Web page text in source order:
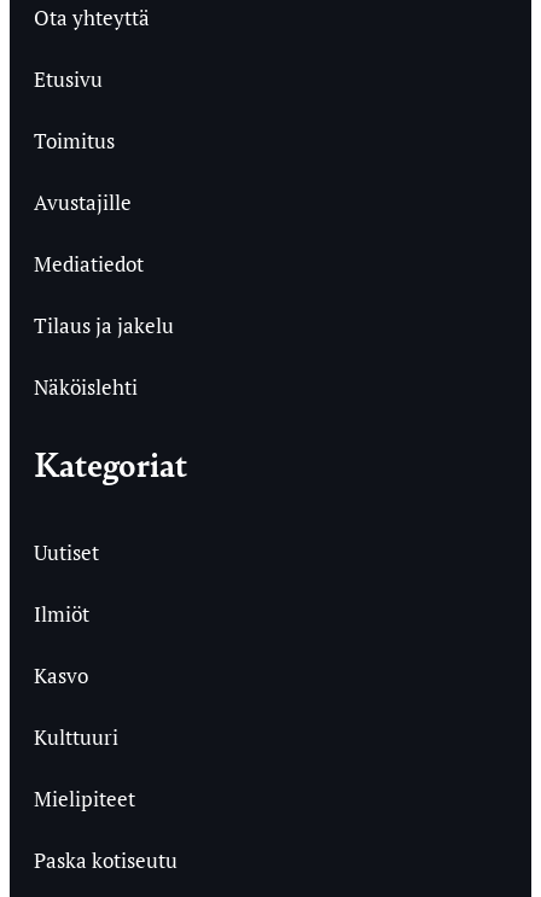
Ota yhteyttä
Etusivu
Toimitus
Avustajille
Mediatiedot
Tilaus ja jakelu
Näköislehti
Kategoriat
Uutiset
Ilmiöt
Kasvo
Kulttuuri
Mielipiteet
Paska kotiseutu